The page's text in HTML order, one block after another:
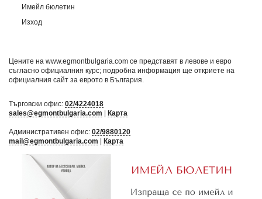
Имейл бюлетин
Изход
Цените на www.egmontbulgaria.com се представят в левове и евро
съгласно официалния курс; подробна информация ще откриете на
официалния сайт за еврото в България
Търговски офис: 02/4224018
sales@egmontbulgaria.com
Карта
Административен офис: 02/9880120
mail@egmontbulgaria.com
Карта